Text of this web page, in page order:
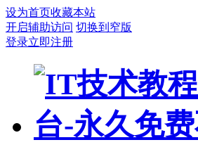
设为首页收藏本站
开启辅助访问 切换到窄版
登录立即注册